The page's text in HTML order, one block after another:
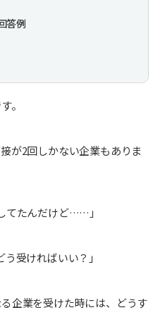
答例
。
が2回しかない企業もありま
てたんだけど……」
う受ければいい？」
企業を受けた時には、どうす